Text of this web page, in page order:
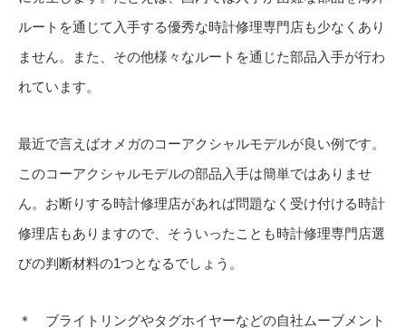
ルートを通じて入手する優秀な時計修理専門店も少なくあり
ません。また、その他様々なルートを通じた部品入手が行わ
れています。
最近で言えばオメガのコーアクシャルモデルが良い例です。
このコーアクシャルモデルの部品入手は簡単ではありませ
ん。お断りする時計修理店があれば問題なく受け付ける時計
修理店もありますので、そういったことも時計修理専門店選
びの判断材料の1つとなるでしょう。
＊ ブライトリングやタグホイヤーなどの自社ムーブメント